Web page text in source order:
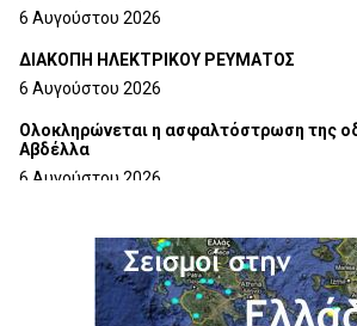
6 Αυγούστου 2026
ΔΙΑΚΟΠΗ ΗΛΕΚΤΡΙΚΟΥ ΡΕΥΜΑΤΟΣ
6 Αυγούστου 2026
Ολοκληρώνεται η ασφαλτόστρωση της
Αβδέλλα
6 Αυγούστου 2026
5 Αυγούστου 2026
Ο ΑΝΔΡΕΑΣ ΑΣΛΑΝΙΔΗΣ ΣΥΝΕΧΙΖΕΙ ΣΤΟΝ
ΓΡΕΒΕΝΩΝ